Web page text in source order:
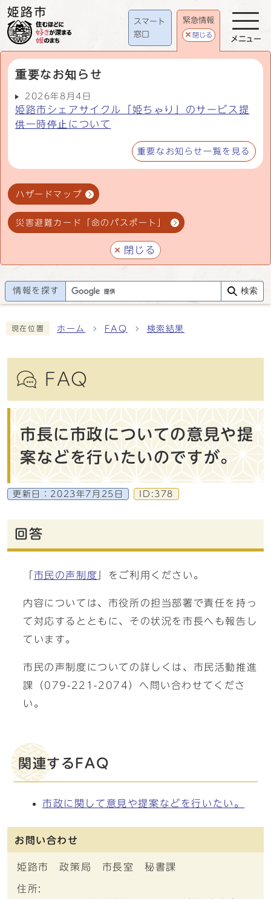
スマート
窓口
緊急情報
閉じる
重要なお知らせ
2026年8月4日
姫路市シェアサイクル「姫ちゃり」のサービス提
供一時停止について
重要なお知らせ一覧を見る
ハザードマップ
災害避難カード「命のパスポート」
閉じる
メニュー
情報を探す 検索
現在位置 ホーム FAQ 検索結果
FAQ
市長に市政についての意見や提
案などを行いたいのですが。
更新日： 2023年7月25日 ID:378
回答
市民の声制度 」をご利用ください。
内容については、市役所の担当部署で責任を持っ
て対応するとともに、その状況を市長へも報告し
ています。
市民の声制度についての詳しくは、市民活動推進
課（079-221-2074）へ問い合わせてくださ
い。
関連するFAQ
市政に関して意見や提案などを行いたい。
お問い合わせ
姫路市 政策局 市長室 秘書課
住所: